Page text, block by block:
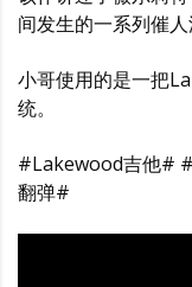
间发生的一系列催
小哥使用的是一把
统。
#Lakewood吉他#
翻弹#